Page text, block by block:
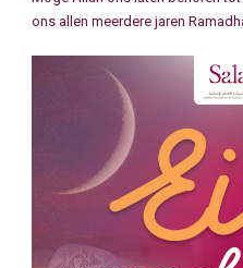
ons allen meerdere jaren